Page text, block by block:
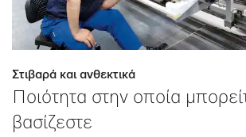
Στιβαρά και ανθεκτικά
Ποιότητα στην οποία
βασίζεστε